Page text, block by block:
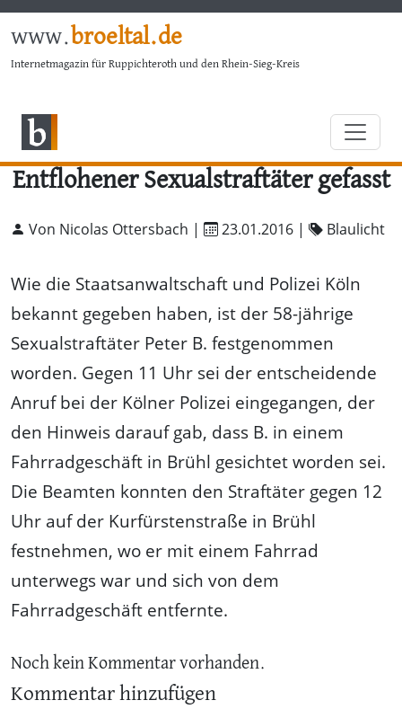
www.broeltal.de
Internetmagazin für Ruppichteroth und den Rhein-Sieg-Kreis
Entflohener Sexualstraftäter gefasst
Von Nicolas Ottersbach | 23.01.2016 | Blaulicht
Wie die Staatsanwaltschaft und Polizei Köln
bekannt gegeben haben, ist der 58-jährige
Sexualstraftäter Peter B. festgenommen
worden. Gegen 11 Uhr sei der entscheidende
Anruf bei der Kölner Polizei eingegangen, der
den Hinweis darauf gab, dass B. in einem
Fahrradgeschäft in Brühl gesichtet worden sei.
Die Beamten konnten den Straftäter gegen 12
Uhr auf der Kurfürstenstraße in Brühl
festnehmen, wo er mit einem Fahrrad
unterwegs war und sich von dem
Fahrradgeschäft entfernte.
Noch kein Kommentar vorhanden.
Kommentar hinzufügen